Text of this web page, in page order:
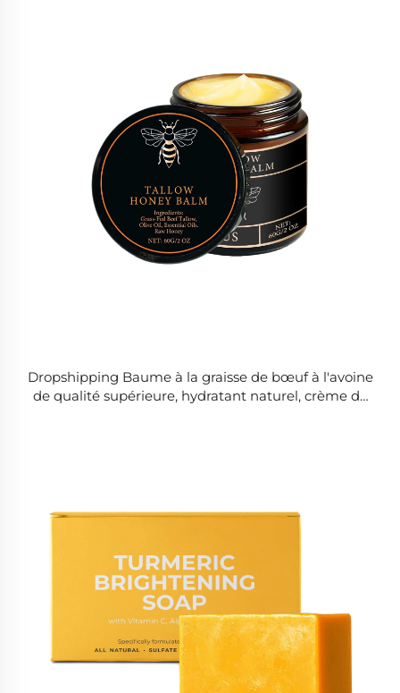
Dropshipping Baume à la graisse de bœuf à l'avoine
de qualité supérieure, hydratant naturel, crème de